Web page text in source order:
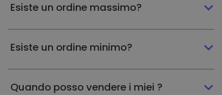
Esiste un ordine massimo?
Esiste un ordine minimo?
Quando posso vendere i miei ?